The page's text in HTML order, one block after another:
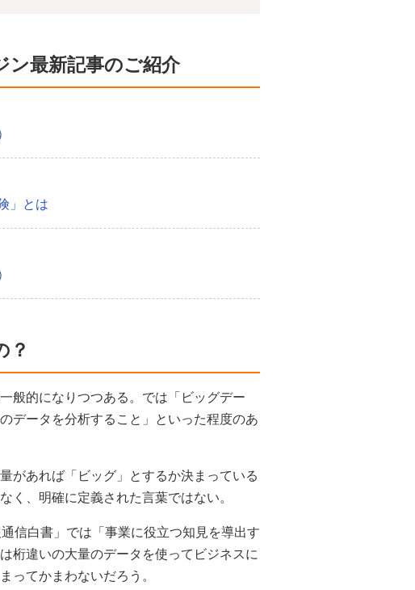
ン最新記事のご紹介
」とは
？
般的になりつつある。では「ビッグデー
データを分析すること」といった程度のあ
があれば「ビッグ」とするか決まっている
く、明確に定義された言葉ではない。
信白書」では「事業に役立つ知見を導出す
桁違いの大量のデータを使ってビジネスに
ってかまわないだろう。